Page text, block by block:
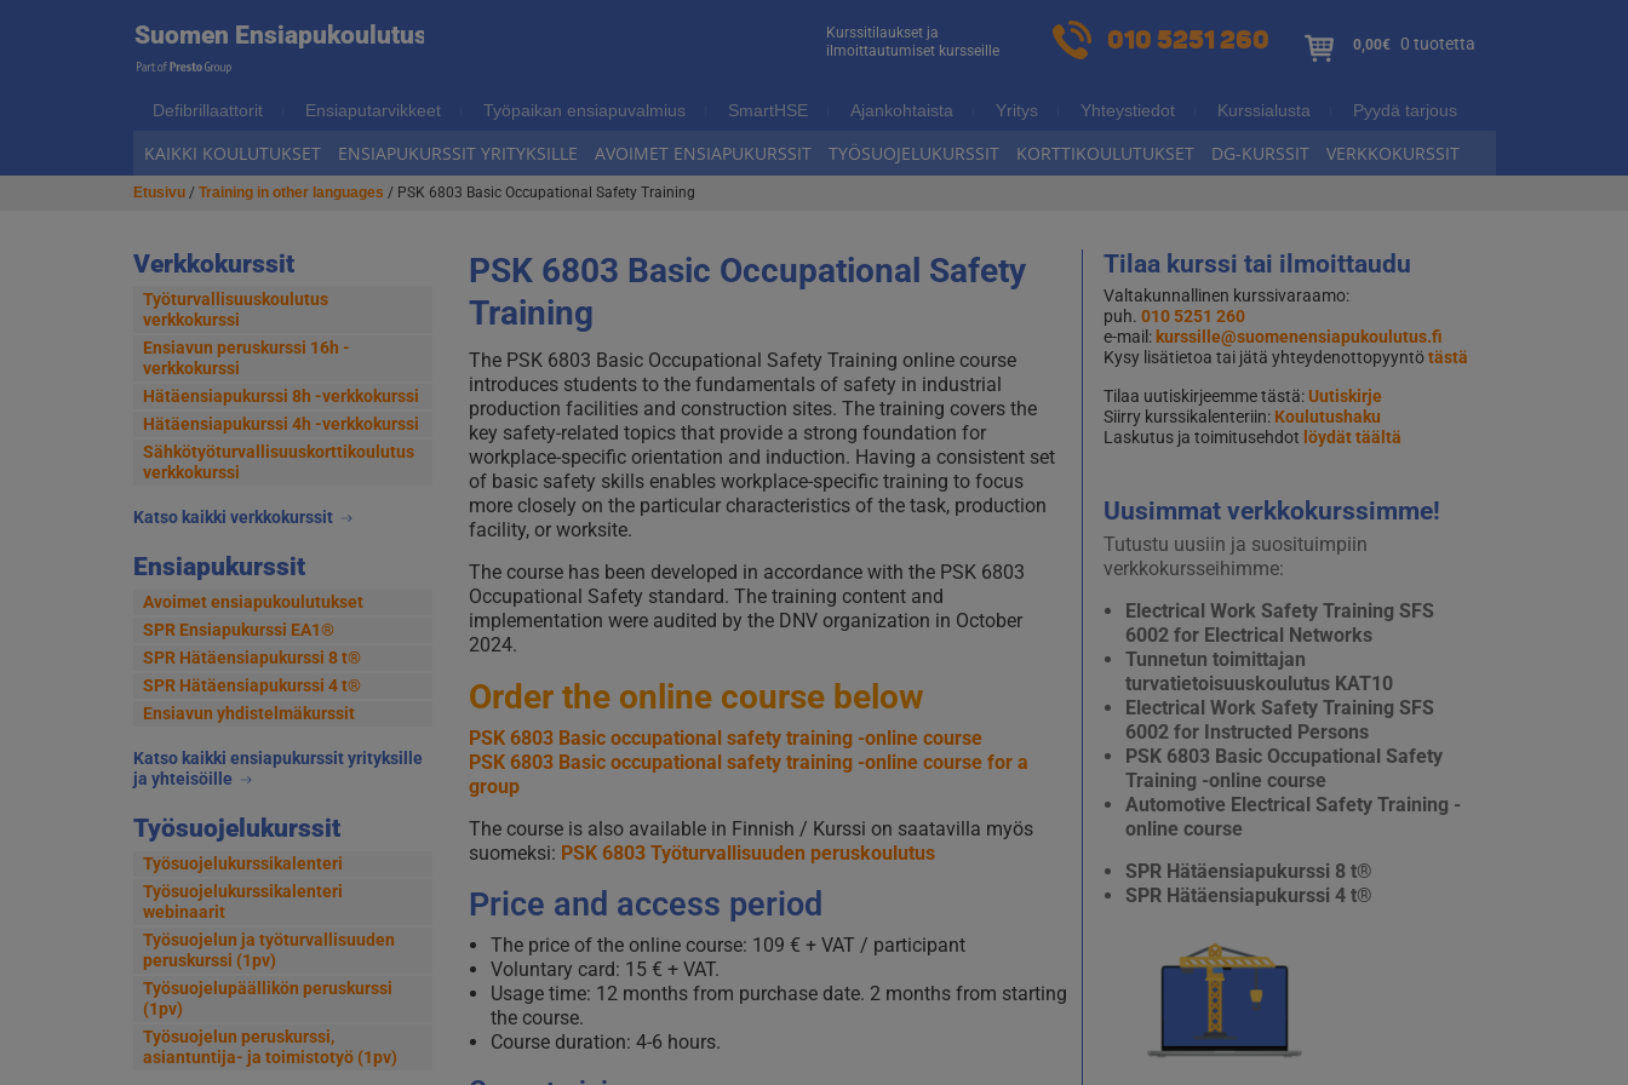
Hyppää
navigointiin
Hyppää
sisältöön
Suomen EnsiapukoulutusSuomen
Kurssitilaukset ja
ilmoittautumiset kursseille
010 5251 260 0,00€ 0 tuotetta
Defibrillaattorit Ensiaputarvikkeet Työpaikan ensiapuvalmius SmartHSE Ajankohtaista Yritys Yhteystiedot Kurssialusta Pyydä tarjous
KAIKKI KOULUTUKSET ENSIAPUKURSSIT YRITYKSILLE AVOIMET ENSIAPUKURSSIT TYÖSUOJELUKURSSIT KORTTIKOULUTUKSET DG-KURSSIT VERKKOKURSSIT
Etusivu/ Training in other languages / PSK 6803 Basic Occupational Safety Training
Verkkokurssit
Työturvallisuuskoulutus
verkkokurssi
Ensiavun peruskurssi 16h -
verkkokurssi
Hätäensiapukurssi 8h -verkkokurssi
Hätäensiapukurssi 4h -verkkokurssi
Sähkötyöturvallisuus­korttikoulutus
verkkokurssi
Katso kaikki verkkokurssit
Ensiapukurssit
Avoimet ensiapukoulutukset
SPR Ensiapukurssi EA1®
SPR Hätäensiapukurssi 8 t®
SPR Hätäensiapukurssi 4 t®
Ensiavun yhdistelmäkurssit
Katso kaikki ensiapukurssit yrityksille
ja yhteisöille
Työsuojelukurssit
Työsuojelukurssikalenteri
Työsuojelukurssikalenteri
webinaarit
Työsuojelun ja työturvallisuuden
peruskurssi (1pv)
Työsuojelupäällikön peruskurssi
(1pv)
Työsuojelun peruskurssi,
asiantuntija- ja toimistotyö (1pv)
PSK 6803 Basic Occupational Safety
Training
The PSK 6803 Basic Occupational Safety Training online course
introduces students to the fundamentals of safety in industrial
production facilities and construction sites. The training covers the
key safety-related topics that provide a strong foundation for
workplace-specific orientation and induction. Having a consistent set
of basic safety skills enables workplace-specific training to focus
more closely on the particular characteristics of the task, production
facility, or worksite.
The course has been developed in accordance with the PSK 6803
Occupational Safety standard. The training content and
implementation were audited by the DNV organization in October
2024.
Order the online course below
PSK 6803 Basic occupational safety training -online course
PSK 6803 Basic occupational safety training -online course for a
group
The course is also available in Finnish / Kurssi on saatavilla myös
suomeksi: PSK 6803 Työturvallisuuden peruskoulutus
Price and access period
The price of the online course: 109 € + VAT / participant
Voluntary card: 15 € + VAT.
Usage time: 12 months from purchase date. 2 months from starting
the course.
Course duration: 4-6 hours.
Tilaa kurssi tai ilmoittaudu
Valtakunnallinen kurssivaraamo:
puh.010 5251 260
e-mail: kurssille@suomenensiapukoulutus.fi
Kysy lisätietoa tai jätä yhteydenottopyyntötästä
Tilaa uutiskirjeemme tästä:Uutiskirje
Siirry kurssikalenteriin: Koulutushaku
Laskutus ja toimitusehdot löydät täältä
Uusimmat verkkokurssimme!
Tutustu uusiin ja suosituimpiin
verkkokursseihimme:
Electrical Work Safety Training SFS
6002 for Electrical Networks
Tunnetun toimittajan
turvatietoisuuskoulutus KAT10
Electrical Work Safety Training SFS
6002 for Instructed Persons
PSK 6803 Basic Occupational Safety
Training -online course
Automotive Electrical Safety Training -
online course
SPR Hätäensiapukurssi 8 t®
SPR Hätäensiapukurssi 4 t®